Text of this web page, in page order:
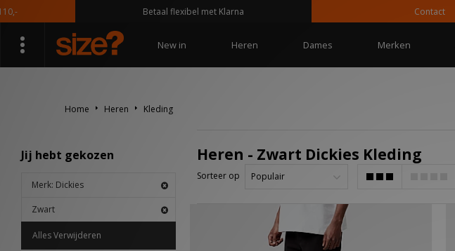
Betaal flexibel met Klarna Contact
New in Heren Dames Merken
Home Heren Kleding
Jij hebt gekozen
Merk: Dickies
Zwart
Alles Verwijderen
Heren - Zwart Dickies Kleding
Sorteer op